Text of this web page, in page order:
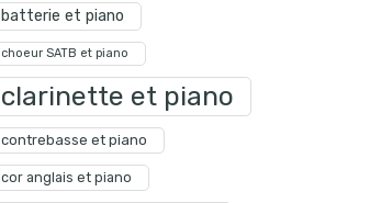
batterie et piano
choeur SATB et piano
clarinette et piano
contrebasse et piano
cor anglais et piano